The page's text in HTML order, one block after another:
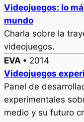
Videojuegos: lo
mundo
Charla sobre la
videojuegos.
EVA • 2014
Videojuegos
Panel de
experimentales
medio y su futuro